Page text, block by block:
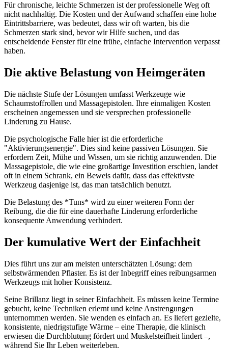
Für chronische, leichte Schmerzen ist der professionelle Weg oft
nicht nachhaltig. Die Kosten und der Aufwand schaffen eine hohe
Eintrittsbarriere, was bedeutet, dass wir oft warten, bis die
Schmerzen stark sind, bevor wir Hilfe suchen, und das
entscheidende Fenster für eine frühe, einfache Intervention verpasst
haben.
Die aktive Belastung von Heimgeräten
Die nächste Stufe der Lösungen umfasst Werkzeuge wie
Schaumstoffrollen und Massagepistolen. Ihre einmaligen Kosten
erscheinen angemessen und sie versprechen professionelle
Linderung zu Hause.
Die psychologische Falle hier ist die erforderliche
"Aktivierungsenergie". Dies sind keine passiven Lösungen. Sie
erfordern Zeit, Mühe und Wissen, um sie richtig anzuwenden. Die
Massagepistole, die wie eine großartige Investition erschien, landet
oft in einem Schrank, ein Beweis dafür, dass das effektivste
Werkzeug dasjenige ist, das man tatsächlich benutzt.
Die Belastung des *Tuns* wird zu einer weiteren Form der
Reibung, die die für eine dauerhafte Linderung erforderliche
konsequente Anwendung verhindert.
Der kumulative Wert der Einfachheit
Dies führt uns zur am meisten unterschätzten Lösung: dem
selbstwärmenden Pflaster. Es ist der Inbegriff eines reibungsarmen
Werkzeugs mit hoher Konsistenz.
Seine Brillanz liegt in seiner Einfachheit. Es müssen keine Termine
gebucht, keine Techniken erlernt und keine Anstrengungen
unternommen werden. Sie wenden es einfach an. Es liefert gezielte,
konsistente, niedrigstufige Wärme – eine Therapie, die klinisch
erwiesen die Durchblutung fördert und Muskelsteifheit lindert –,
während Sie Ihr Leben weiterleben.